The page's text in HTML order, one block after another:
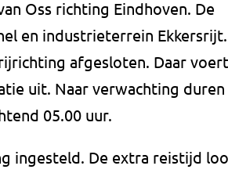
Oss richting Eindhoven. De
en industrieterrein
afgesloten. Daar voert
uit. Naar verwachting duren
05.00 uur.
ingesteld. De extra reistijd